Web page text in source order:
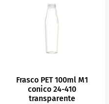
Frasco PET 100ml M1
conico 24-410
transparente